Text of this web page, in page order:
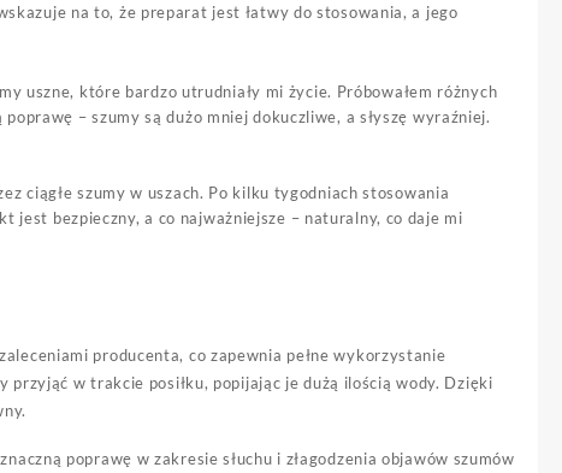
na to, że preparat jest łatwy do stosowania, a jego
uszne, które bardzo utrudniały mi życie. Próbowałem różnych
– szumy są dużo mniej dokuczliwe, a słyszę wyraźniej.
ciągłe szumy w uszach. Po kilku tygodniach stosowania
jest bezpieczny, a co najważniejsze – naturalny, co daje mi
producenta, co zapewnia pełne wykorzystanie
przyjąć w trakcie posiłku, popijając je dużą ilością wody. Dzięki
poprawę w zakresie słuchu i złagodzenia objawów szumów